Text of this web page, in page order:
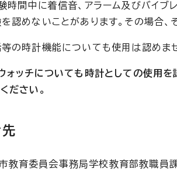
時間中に着信音、アラーム及びバイ
認めないことがあります。その場合
の時計機能についても使用は認めませ
ォッチについても時計としての使用
ださい。
先
教育委員会事務局学校教育部教